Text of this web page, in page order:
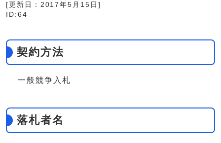
[更新日： 2017年5月15日 ]
ID:64
契約方法
一般競争入札
落札者名